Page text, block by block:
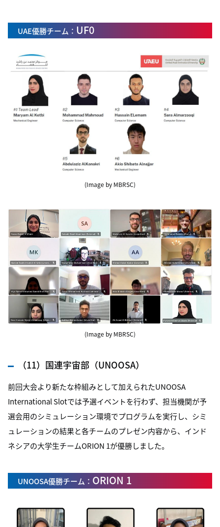
UAE優勝チーム： UF0
(Image by MBRSC)
(Image by MBRSC)
（11）国連宇宙部（UNOOSA）
前回大会より新たな枠組みとして加えられたUNOOSA
International Slotでは予選イベントを行わず、担当機関が予
選会用のシミュレーション環境でプログラムを実行し、シミ
ュレーションの結果と各チームのプレゼン内容から、インド
ネシアの大学生チームORION 1が優勝しました。
UNOOSA優勝チーム： ORION 1